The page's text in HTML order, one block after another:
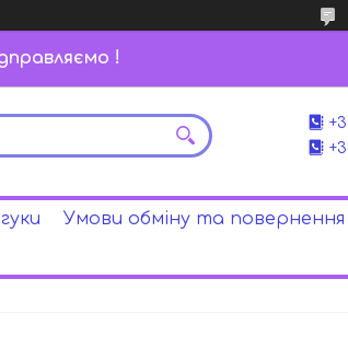
!
Умови обміну та